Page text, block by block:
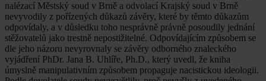
nalézací Městský soud v Brně a odvolací Krajský soud v Brně
nevyvodily z pořízených důkazů závěry, které by těmto důkazům
odpovídaly, a v důsledku toho nesprávně právně posoudily jednání
stěžovatelů jako trestně nepostižitelné. Odpovídajícím způsobem se
dle jeho názoru nevyrovnaly se závěry odborného znaleckého
vyjádření PhDr. Jana B. Uhlíře, Ph.D., který uvedl, že kniha
úmyslně manipulativním způsobem propaguje nacistickou ideologii.